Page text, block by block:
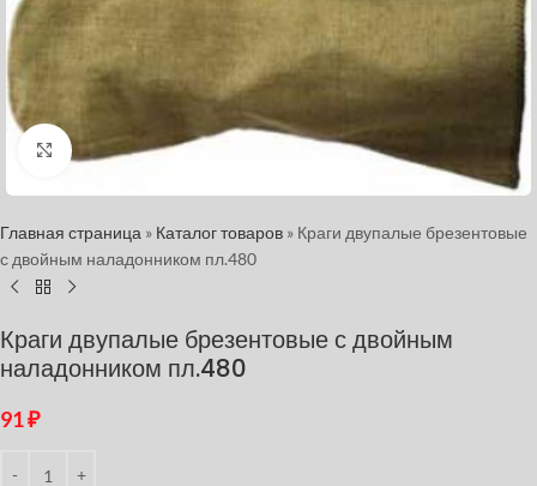
Нажмите, чтобы увеличить
Главная страница » Каталог товаров » Краги двупалые брезентовые
с двойным наладонником пл.480
Краги двупалые брезентовые с двойным
наладонником пл.480
91₽